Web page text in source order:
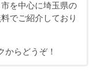
を中心に埼玉県の
でご紹介しており
からどうぞ！